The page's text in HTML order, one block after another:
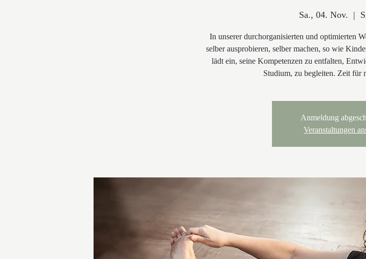
Sa., 04. Nov.
  |
In unserer durchorganisierten und optimierten
selber ausprobieren, selber machen, so wie
lädt ein, seine Kompetenzen zu entfalten,
Studium, zu begleiten. Zeit für
Anmeldung
Veranstaltungen